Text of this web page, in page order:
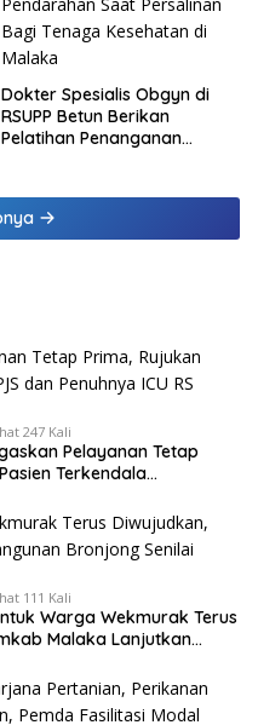
Dokter Spesialis Obgyn di
RSUPP Betun Berikan
Pelatihan Penanganan
Malaka
247 Kali
Pelayanan Tetap
Terkendala
111 Kali
Warga Wekmurak Terus
Malaka Lanjutkan